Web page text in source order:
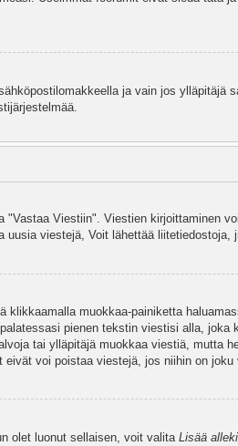
ja vain jos ylläpitäjä
Viestiin". Viestien kirjoittaminen
viestejä, Voit lähettää liitetiedostoja,
muokkaa-painiketta
pienen tekstin viestisi alla, joka
tai ylläpitäjä muokkaa viestiä, mutta
voi poistaa viestejä, jos niihin on joku
olet luonut sellaisen, voit valita Lisää